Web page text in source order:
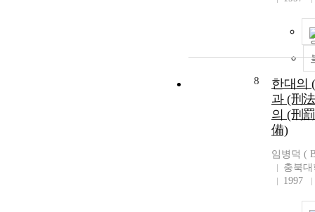
8
한대의
과 (刑
의 (刑
備)
임병덕 (
충북
1997